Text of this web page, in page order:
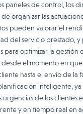
paneles de control, los
organizar las
pueden valorar el
del servicio prestado,
para optimizar la gestión
el momento en
hasta el envío de la
inteligente, ya
urgencias de los clientes
y en tiempo real en